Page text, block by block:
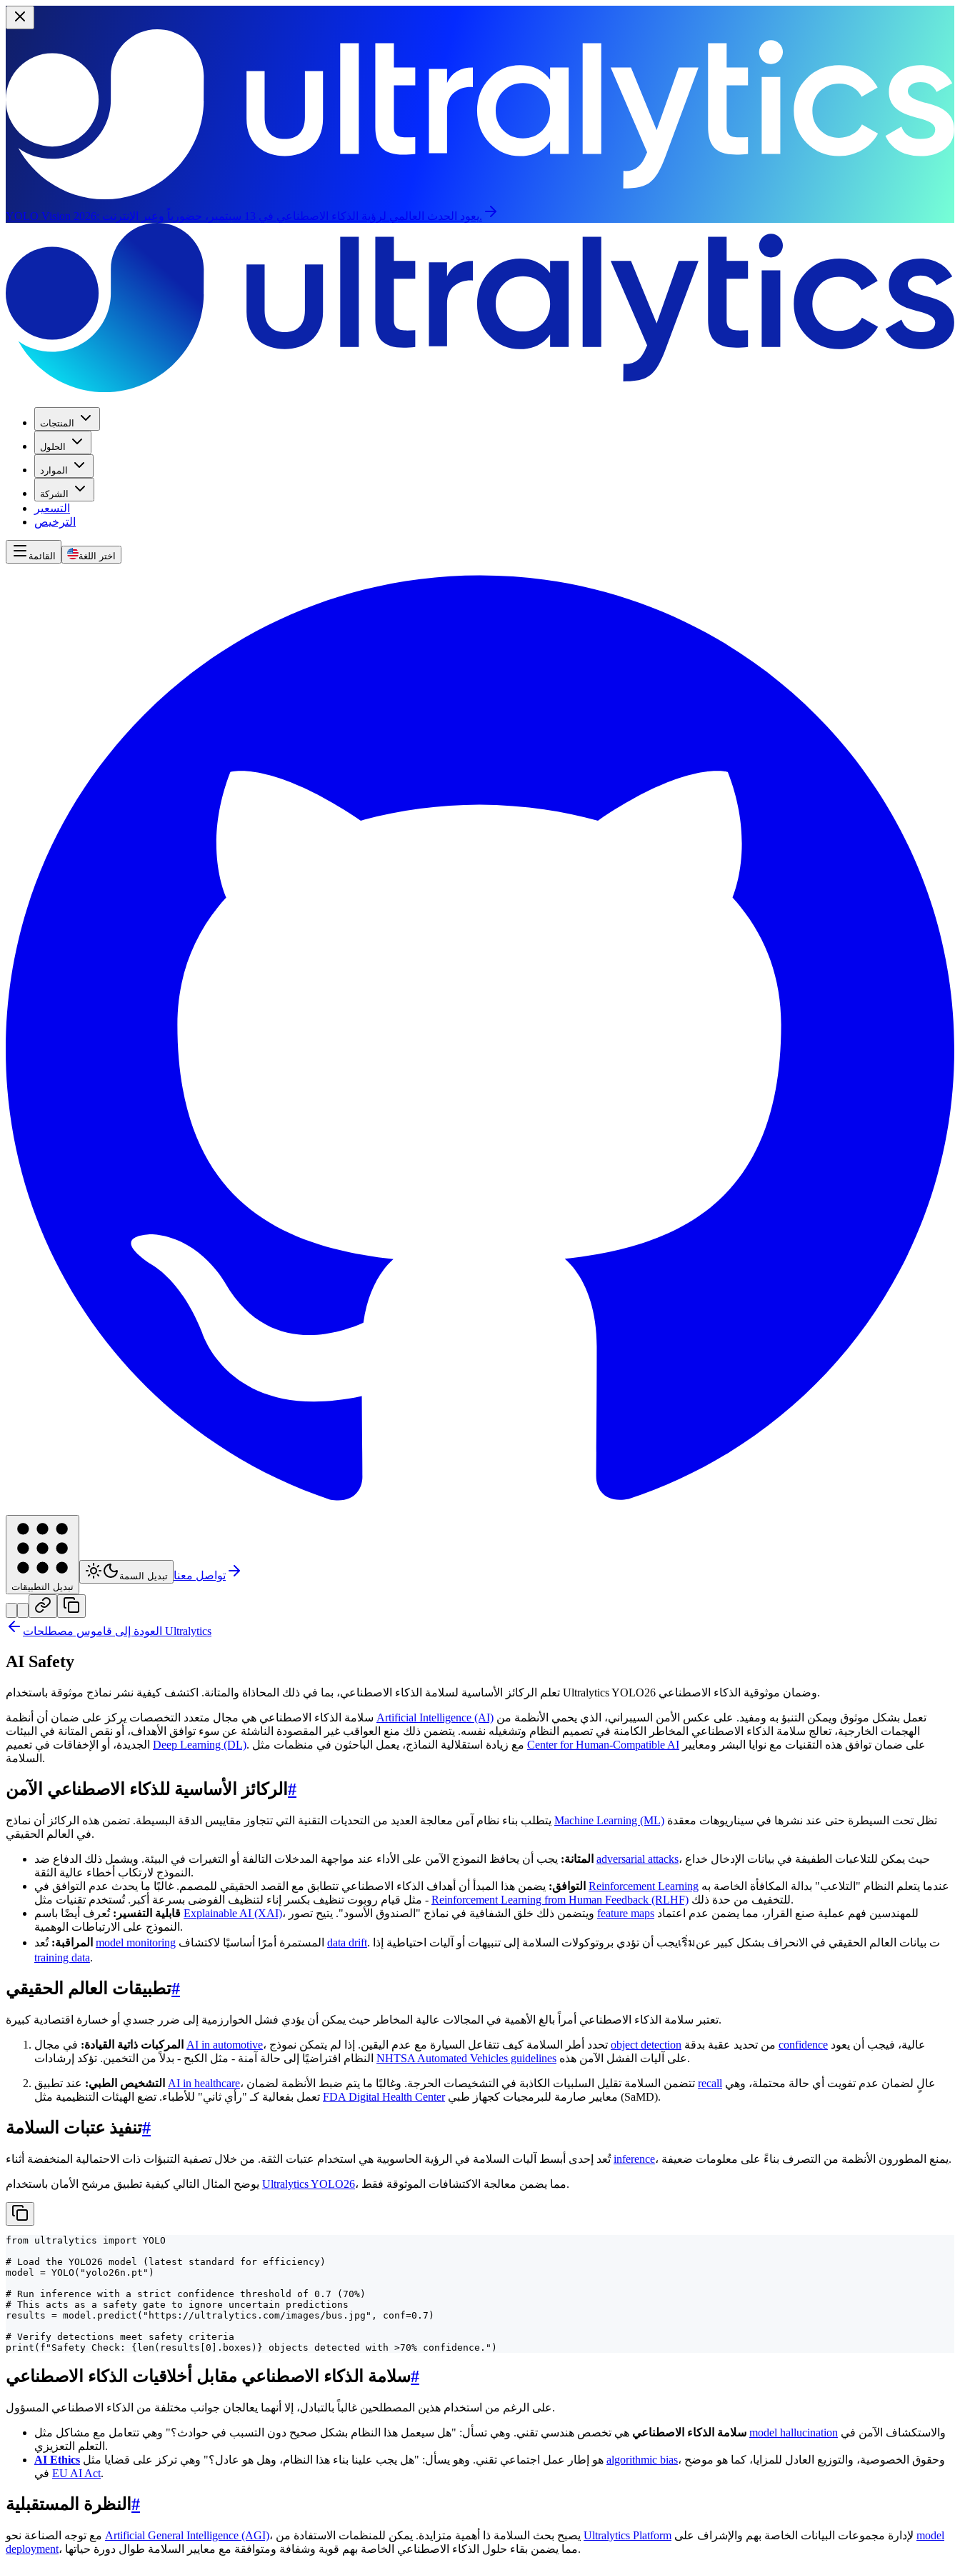
YOLO Vision 2026: يعود الحدث العالمي لرؤية الذكاء الاصطناعي في 13 سبتمبر، حضورياً وعبر الإنترنت.
المنتجات
الحلول
الموارد
الشركة
التسعير
الترخيص
القائمة اختر اللغة
تبديل التطبيقات
تبديل السمة تواصل معنا
العودة إلى قاموس مصطلحات Ultralytics
AI Safety
تعلم الركائز الأساسية لسلامة الذكاء الاصطناعي، بما في ذلك المحاذاة والمتانة. اكتشف كيفية نشر نماذج موثوقة باستخدام Ultralytics YOLO26 وضمان موثوقية الذكاء الاصطناعي.
Artificial Intelligence (AI)
الهجمات الخارجية، تعالج سلامة الذكاء الاصطناعي المخاطر الكامنة في تصميم النظام وتشغيله نفسه. يتضمن ذلك منع العواقب غير المقصودة الناشئة عن سوء توافق الأهداف، أو نقص المتانة في البيئات
Deep Learning (DL) Center for Human-Compatible AI
السلامة.
الركائز الأساسية للذكاء الاصطناعي الآمن #
Machine Learning (ML)
في العالم الحقيقي.
المتانة: adversarial attacks، حيث يمكن للتلاعبات الطفيفة في بيانات الإدخال خداع
النموذج لارتكاب أخطاء عالية الثقة.
التوافق: Reinforcement Learning
Reinforcement Learning from Human Feedback (RLHF)
للتخفيف من حدة ذلك.
قابلية التفسير: Explainable AI (XAI) feature maps
النموذج على الارتباطات الوهمية.
المراقبة: model monitoring data drift
. يجب أن تؤدي بروتوكولات السلامة إلى تنبيهات أو آليات احتياطية إذاเริ่มت بيانات العالم الحقيقي في الانحراف بشكل كبير عن
training data.
تطبيقات العالم الحقيقي#
تعتبر سلامة الذكاء الاصطناعي أمراً بالغ الأهمية في المجالات عالية المخاطر حيث يمكن أن يؤدي فشل الخوارزمية إلى ضرر جسدي أو خسارة اقتصادية كبيرة.
المركبات ذاتية القيادة: AI in automotive object detection confidence
NHTSA Automated Vehicles guidelines على آليات الفشل الآمن هذه.
التشخيص الطبي: AI in healthcare recall
FDA Digital Health Center معايير صارمة للبرمجيات كجهاز طبي (SaMD).
تنفيذ عتبات السلامة#
تُعد إحدى أبسط آليات السلامة في الرؤية الحاسوبية هي استخدام عتبات الثقة. من خلال تصفية التنبؤات ذات الاحتمالية المنخفضة أثناءinference ، يمنع المطورون الأنظمة من التصرف بناءً على معلومات ضعيفة.
Ultralytics YOLO26 ، مما يضمن معالجة الاكتشافات الموثوقة فقط.
from ultralytics import YOLO
# Load the YOLO26 model (latest standard for efficiency)
model = YOLO("yolo26n.pt")
# Run inference with a strict confidence threshold of 0.7 (70%)
# This acts as a safety gate to ignore uncertain predictions
results = model.predict("https://ultralytics.com/images/bus.jpg", conf=0.7)
# Verify detections meet safety criteria
print(f"Safety Check: {len(results[0].boxes)} objects detected with >70% confidence.")
سلامة الذكاء الاصطناعي مقابل أخلاقيات الذكاء الاصطناعي#
على الرغم من استخدام هذين المصطلحين غالباً بالتبادل، إلا أنهما يعالجان جوانب مختلفة من الذكاء الاصطناعي المسؤول.
سلامة الذكاء الاصطناعي model hallucination
التعلم التعزيزي.
AI Ethics
algorithmic bias، وحقوق الخصوصية، والتوزيع العادل للمزايا، كما هو موضح
EU AI Act.
النظرة المستقبلية #
Artificial General Intelligence (AGI) Ultralytics Platform
model
deployment
، مما يضمن بقاء حلول الذكاء الاصطناعي الخاصة بهم قوية وشفافة ومتوافقة مع معايير السلامة طوال دورة حياتها.